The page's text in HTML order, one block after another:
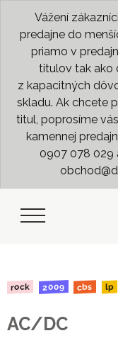
Vážení
predajne do
priamo v
titulov tak ako
z kapacitných
skladu. Ak chcete
titul, poprosíme
kamennej
0907 078 029
rock 2009 cbs lp
AC/DC